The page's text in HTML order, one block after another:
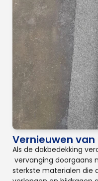
Vernieuwen
Als de dakbedekking
vervanging doorgaans
sterkste materialen die